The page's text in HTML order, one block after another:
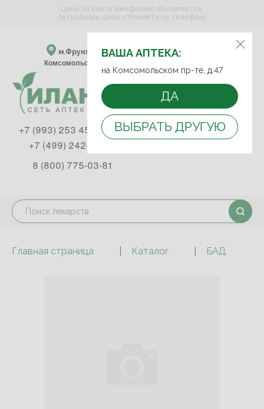
ВЫБЕРИТЕ АПТЕКУ:
м.Фрунзенская м.Спортивная
Комсомольский пр-т, д. 47
ВАША АПТЕКА:
на Комсомольском пр-те, д.47
ДА
ВЫБРАТЬ ДРУГУЮ
Цены на сайте ежедневно обновляются.
Актуальные цены уточняйте по телефону
+7 (993) 253 45 93
+7 (499) 242-90-85
8 (800) 775-03-81
Главная страница Каталог БАД